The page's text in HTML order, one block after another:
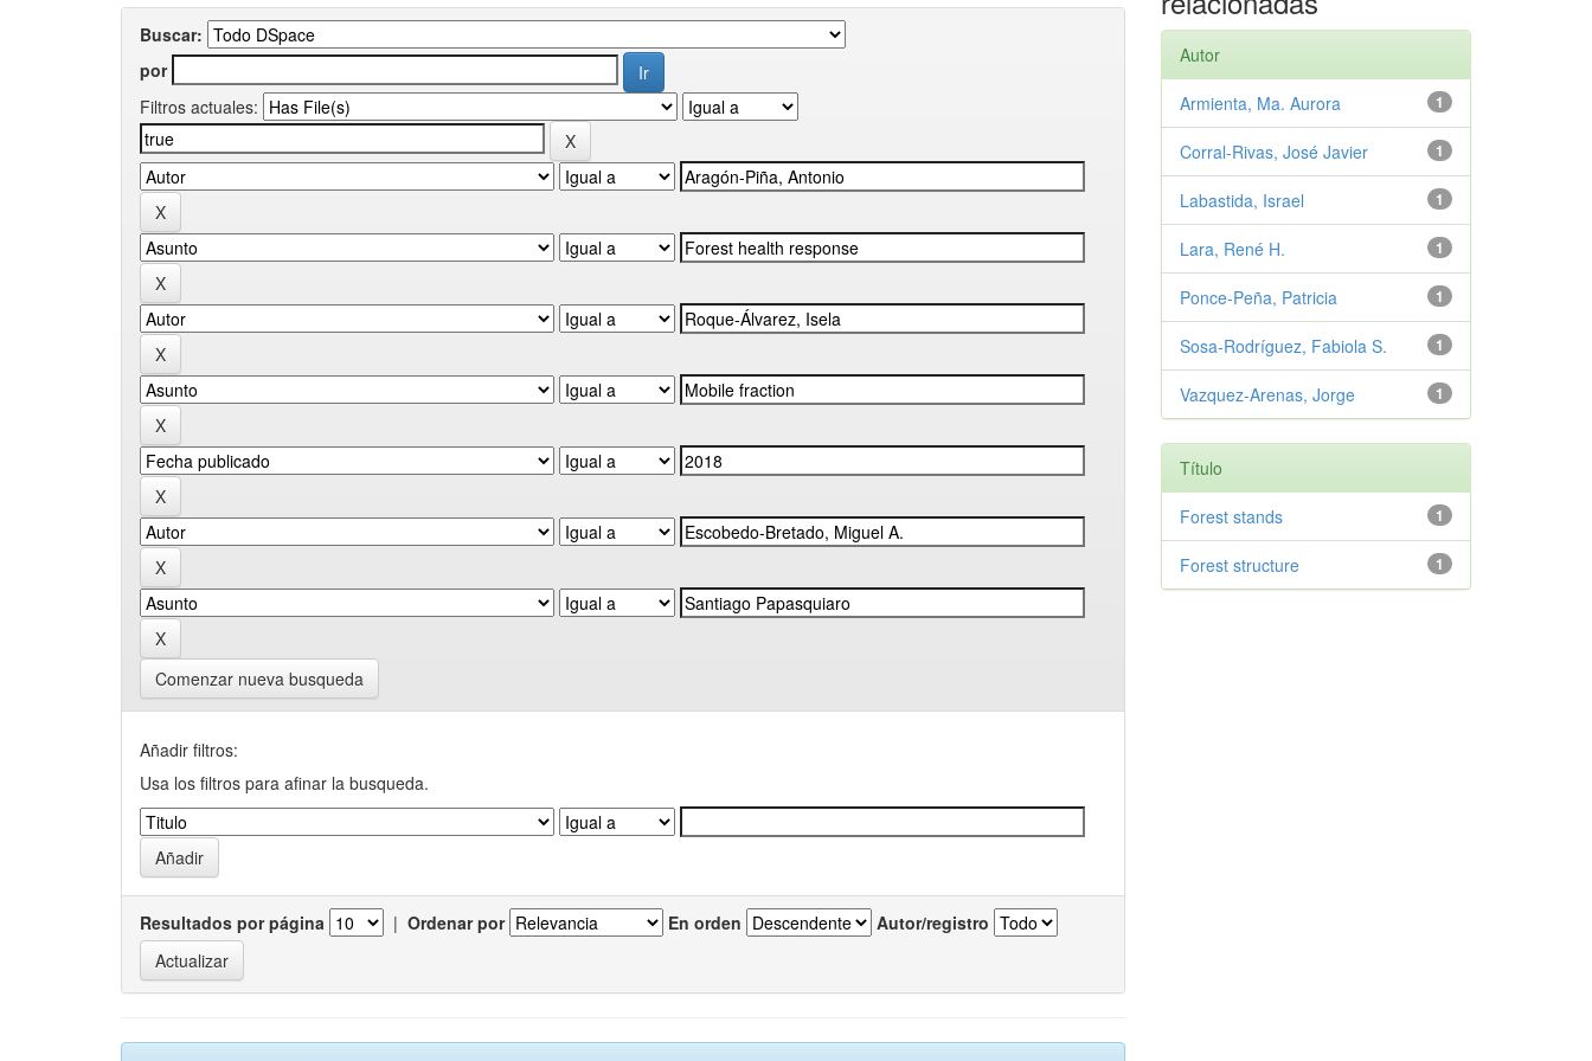
Buscar:
por
Filtros actuales:
Comenzar nueva busqueda
Añadir filtros:
Usa los filtros para afinar la busqueda.
Resultados por página | Ordenar por En orden Autor/registro
Autor
1
Armienta, Ma. Aurora
1
Corral-Rivas, José Javier
1
Labastida, Israel
1
Lara, René H.
1
Ponce-Peña, Patricia
1
Sosa-Rodríguez, Fabiola S.
1
Vazquez-Arenas, Jorge
Título
1
Forest stands
1
Forest structure